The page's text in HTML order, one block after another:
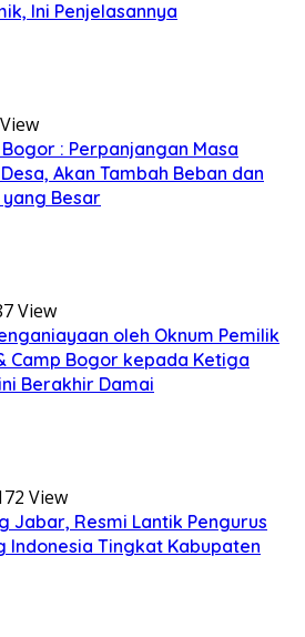
Ini Penjelasannya
: Perpanjangan Masa
Akan Tambah Beban dan
Besar
View
oleh Oknum Pemilik
Camp Bogor kepada Ketiga
Berakhir Damai
View
Jabar, Resmi Lantik Pengurus
Indonesia Tingkat Kabupaten